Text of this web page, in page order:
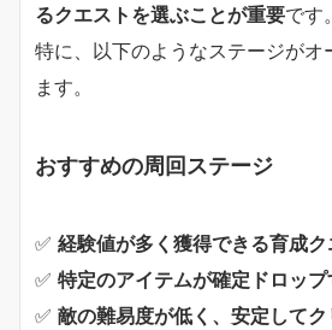
るクエストを選ぶことが重要です。
特に、以下のようなステージがオ
ます。
おすすめの周回ステージ
✅ 経験値が多く獲得できる育成ク
✅ 特定のアイテムが確定ドロッ
✅ 敵の難易度が低く、安定して